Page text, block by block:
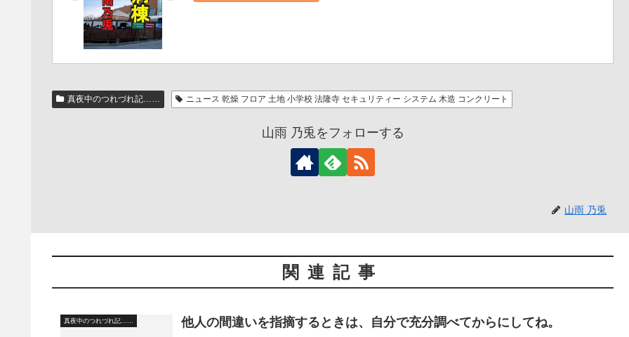
真夜中のつれづれ記…… ニュース 乾燥 フロア 土地 小学校 法隆寺 セキュリティー システム 木造 コンクリート
山雨 乃兎をフォローする
山雨 乃兎
関連記事
真夜中のつれづれ記…… 他人の間違いを指摘するときは、自分で充分調べてからにしてね。